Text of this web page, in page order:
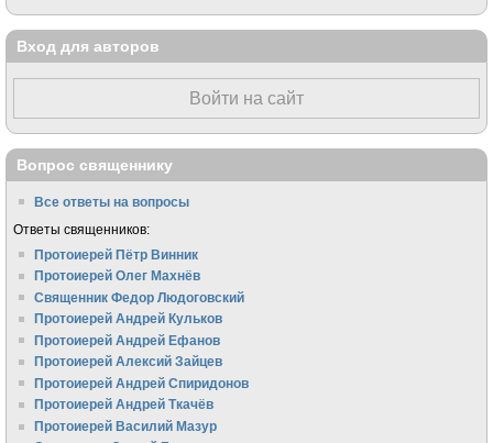
Вход для авторов
Войти на сайт
Вопрос священнику
Все ответы на вопросы
Ответы священников:
Протоиерей Пётр Винник
Протоиерей Олег Махнёв
Священник Федор Людоговский
Протоиерей Андрей Кульков
Протоиерей Андрей Ефанов
Протоиерей Алексий Зайцев
Протоиерей Андрей Спиридонов
Протоиерей Андрей Ткачёв
Протоиерей Василий Мазур